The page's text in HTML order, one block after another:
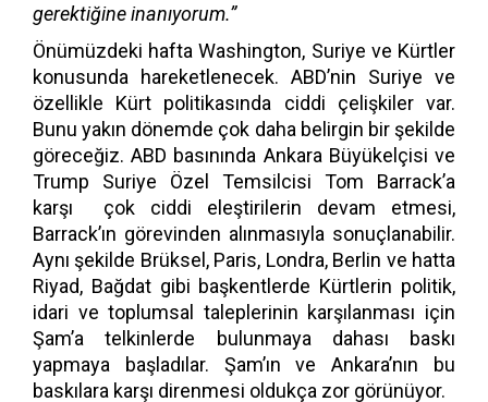
gerektiğine inanıyorum.”
Önümüzdeki hafta Washington, Suriye ve Kürtler
konusunda hareketlenecek. ABD’nin Suriye ve
özellikle Kürt politikasında ciddi çelişkiler var.
Bunu yakın dönemde çok daha belirgin bir şekilde
göreceğiz. ABD basınında Ankara Büyükelçisi ve
Trump Suriye Özel Temsilcisi Tom Barrack’a
karşı çok ciddi eleştirilerin devam etmesi,
Barrack’ın görevinden alınmasıyla sonuçlanabilir.
Aynı şekilde Brüksel, Paris, Londra, Berlin ve hatta
Riyad, Bağdat gibi başkentlerde Kürtlerin politik,
idari ve toplumsal taleplerinin karşılanması için
Şam’a telkinlerde bulunmaya dahası baskı
yapmaya başladılar. Şam’ın ve Ankara’nın bu
baskılara karşı direnmesi oldukça zor görünüyor.